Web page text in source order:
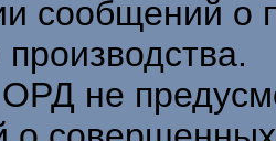
сообщений о
не